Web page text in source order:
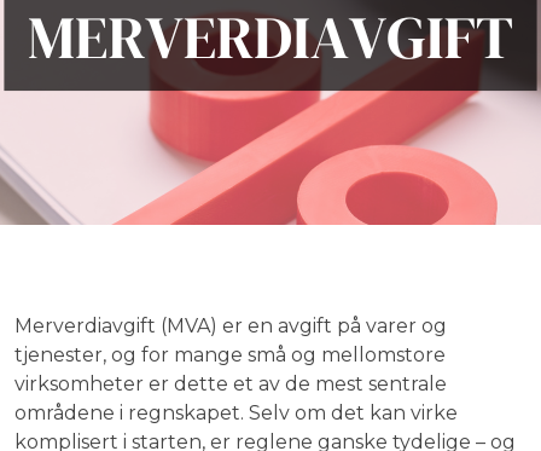
Merverdiavgift (MVA) er en avgift på varer og
tjenester, og for mange små og mellomstore
virksomheter er dette et av de mest sentrale
områdene i regnskapet. Selv om det kan virke
komplisert i starten, er reglene ganske tydelige – og